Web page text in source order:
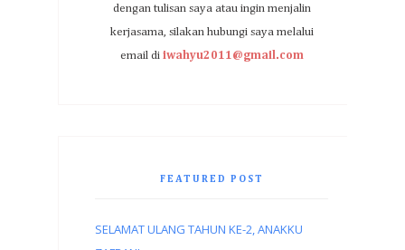
dengan tulisan saya atau ingin menjalin
kerjasama, silakan hubungi saya melalui
email di iwahyu2011@gmail.com
FEATURED POST
SELAMAT ULANG TAHUN KE-2, ANAKKU